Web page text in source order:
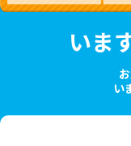
いま
い